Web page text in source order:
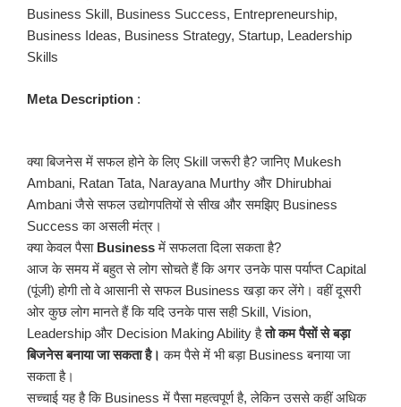
Business Skill, Business Success, Entrepreneurship,
Business Ideas, Business Strategy, Startup, Leadership
Skills
Meta Description :
क्या बिजनेस में सफल होने के लिए Skill जरूरी है? जानिए Mukesh
Ambani, Ratan Tata, Narayana Murthy और Dhirubhai
Ambani जैसे सफल उद्योगपतियों से सीख और समझिए Business
Success का असली मंत्र।
क्या केवल पैसा Businessमें सफलता दिला सकता है?
आज के समय में बहुत से लोग सोचते हैं कि अगर उनके पास पर्याप्त Capital
(पूंजी) होगी तो वे आसानी से सफल Business खड़ा कर लेंगे। वहीं दूसरी
ओर कुछ लोग मानते हैं कि यदि उनके पास सही Skill, Vision,
Leadership और Decision Making Ability हैतो कम पैसों से बड़ा
बिजनेस बनाया जा सकता है।कम पैसे में भी बड़ा Business बनाया जा
सकता है।
सच्चाई यह है कि Business में पैसा महत्वपूर्ण है, लेकिन उससे कहीं अधिक